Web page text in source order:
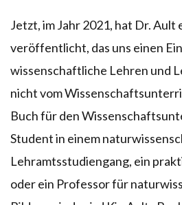
Jetzt, im Jahr 2021, hat Dr. Ault
veröffentlicht, das uns einen
wissenschaftliche Lehren und
nicht vom
Buch für den
Student in einem
Lehramtsstudiengang, ein
oder ein Professor für